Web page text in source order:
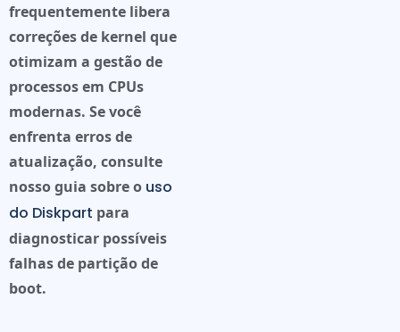
frequentemente libera
correções de kernel que
otimizam a gestão de
processos em CPUs
modernas. Se você
enfrenta erros de
atualização, consulte
nosso guia sobre o uso
do Diskpart para
diagnosticar possíveis
falhas de partição de
boot.